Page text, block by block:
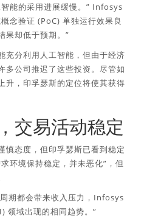
能的采用进展缓慢。” Infosys
念验证 (PoC) 单独运行效果良
果却低于预期。”
充分利用人工智能，但由于经济
多公司推迟了这些投资。尽管如
升，印孚瑟斯的定位将使其获得
交易活动稳定
慎态度，但印孚瑟斯已看到稳定
环境保持稳定，并未恶化”，但
期都会带来收入压力，Infosys
领域出现的相同趋势。”